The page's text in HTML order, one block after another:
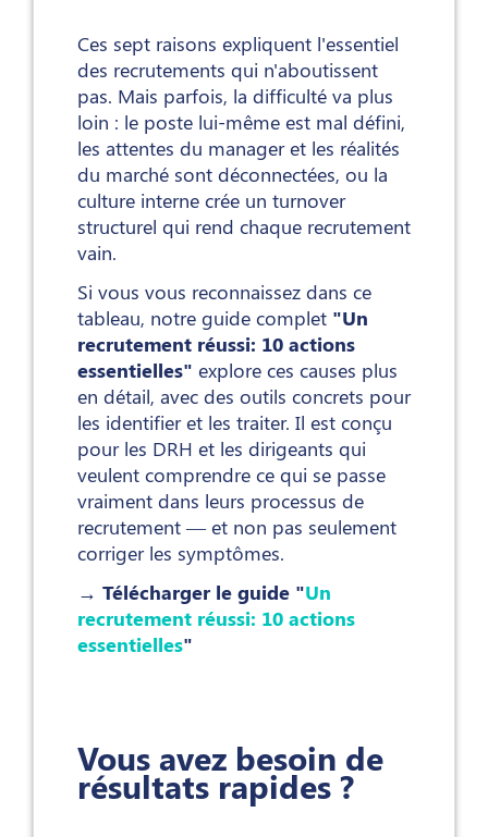
Ces sept raisons expliquent l'essentiel
des recrutements qui n'aboutissent
pas. Mais parfois, la difficulté va plus
loin : le poste lui-même est mal défini,
les attentes du manager et les réalités
du marché sont déconnectées, ou la
culture interne crée un turnover
structurel qui rend chaque recrutement
vain.
Si vous vous reconnaissez dans ce
tableau, notre guide complet "Un
recrutement réussi: 10 actions
essentielles" explore ces causes plus
en détail, avec des outils concrets pour
les identifier et les traiter. Il est conçu
pour les DRH et les dirigeants qui
veulent comprendre ce qui se passe
vraiment dans leurs processus de
recrutement — et non pas seulement
corriger les symptômes.
→ Télécharger le guide "Un
recrutement réussi: 10 actions
essentielles"
Vous avez besoin de
résultats rapides ?